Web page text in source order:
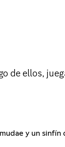
de ellos,
y un